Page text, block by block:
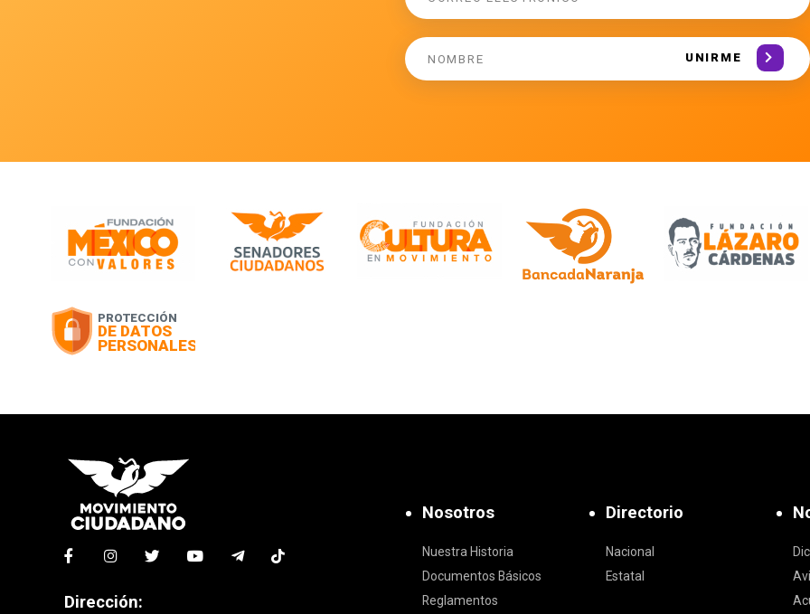
UNIRME
Dirección:
Nosotros
Nuestra Historia
Documentos Básicos
Reglamentos
Directorio
Nacional
Estatal